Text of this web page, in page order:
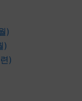
)
)
)